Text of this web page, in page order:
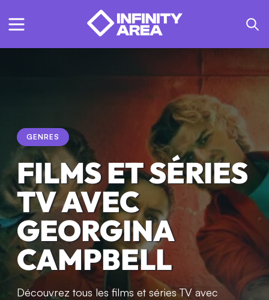
GENRES
FILMS ET SÉRIES
TV AVEC
GEORGINA
CAMPBELL
Découvrez tous les films et séries TV avec